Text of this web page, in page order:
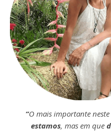
“O mais importante
estamos, mas em que